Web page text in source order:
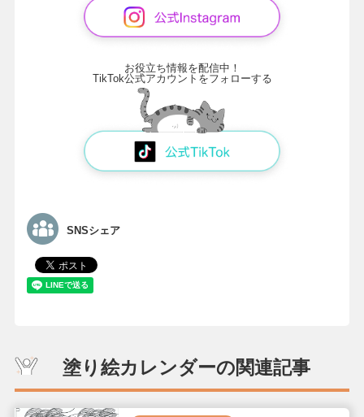
お役立ち情報を配信中！
TikTok公式アカウントをフォローする
SNSシェア
塗り絵カレンダーの関連記事